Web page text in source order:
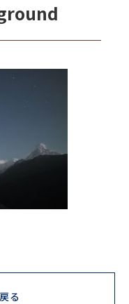
る